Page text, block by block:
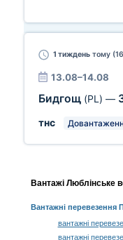
1 тиждень тому
13.08–14.08
Бидгощ (PL) —
тнс
Вантажі Люблінське
Вантажні перевезення
вантажні
вантажні